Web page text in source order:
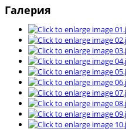
Галерия